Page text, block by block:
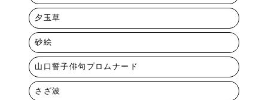
夕玉草
砂絵
山口誓子俳句プロムナード
さざ波